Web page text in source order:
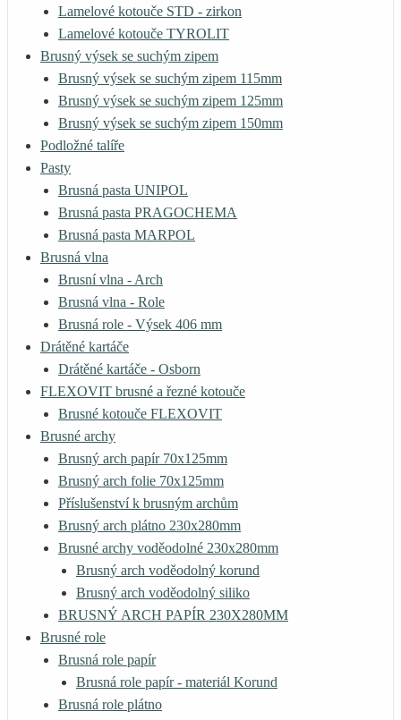
Lamelové kotouče STD - zirkon
Lamelové kotouče TYROLIT
Brusný výsek se suchým zipem
Brusný výsek se suchým zipem 115mm
Brusný výsek se suchým zipem 125mm
Brusný výsek se suchým zipem 150mm
Podložné talíře
Pasty
Brusná pasta UNIPOL
Brusná pasta PRAGOCHEMA
Brusná pasta MARPOL
Brusná vlna
Brusní vlna - Arch
Brusná vlna - Role
Brusná role - Výsek 406 mm
Drátěné kartáče
Drátěné kartáče - Osborn
FLEXOVIT brusné a řezné kotouče
Brusné kotouče FLEXOVIT
Brusné archy
Brusný arch papír 70x125mm
Brusný arch folie 70x125mm
Příslušenství k brusným archům
Brusný arch plátno 230x280mm
Brusné archy voděodolné 230x280mm
Brusný arch voděodolný korund
Brusný arch voděodolný siliko
BRUSNÝ ARCH PAPÍR 230X280MM
Brusné role
Brusná role papír
Brusná role papír - materiál Korund
Brusná role plátno